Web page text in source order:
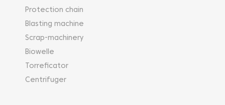
Protection chain
Blasting machine
Scrap-machinery
Biowelle
Torreficator
Centrifuger